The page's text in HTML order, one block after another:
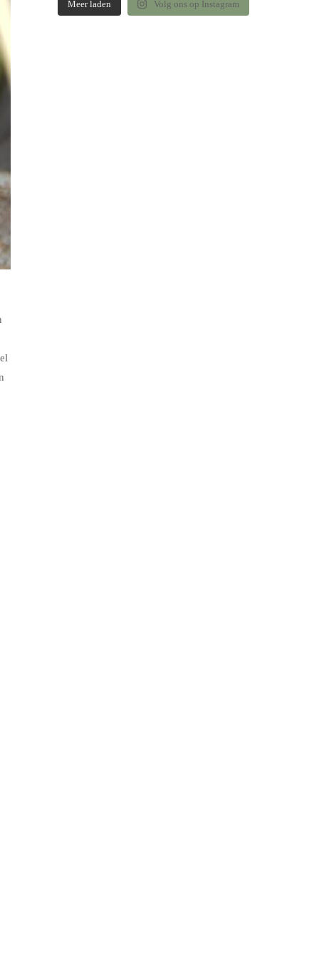
Meer laden Volg ons op Instagram